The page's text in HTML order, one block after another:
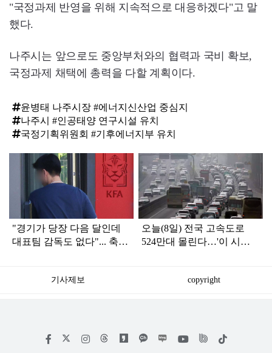
"국정과제 반영을 위해 지속적으로 대응하겠다"고 말
했다.
나주시는 앞으로도 중앙부처와의 협력과 국비 확보,
국정과제 채택에 총력을 다할 계획이다.
윤병태 나주시장 #에너지신산업 중심지
나주시 #인공태양 연구시설 유치
국정기획위원회 #기후에너지부 유치
"경기가 당장 다음 달인데
대표팀 감독도 없다"... 축구
오늘(8일) 전국 고속도로
524만대 몰린다…'이 시
기사제보 copyright
페
인
위
틱